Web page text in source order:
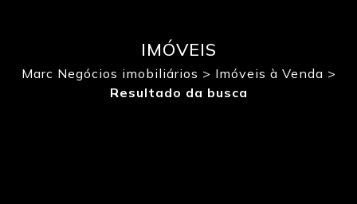
IMÓVEIS
Marc Negócios imobiliários > Imóveis à Venda >
Resultado da busca